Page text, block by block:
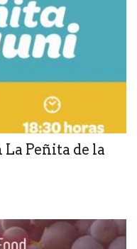
La Peñita de la